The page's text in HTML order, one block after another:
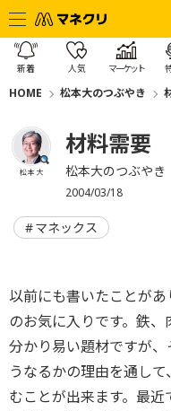
新着 人気 マーケット
HOME 松本大のつぶやき
松本 大
材料需要
松本大のつぶやき
2004/03/18
マネックス
以前にも書いたことが
のお気に入りです。鉄
分かり易い題材ですが
うなるかの理由を通し
むことが出来ます。最